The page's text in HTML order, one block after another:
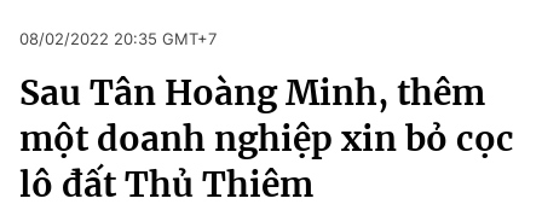
Chuyên mục
Chính trị
Xã hội
Pháp luật
Kinh tế
Thể thao
Truyền hình
Văn hóa - Giải trí
08/02/2022 20:35 GMT+7
Sau Tân Hoàng Minh, thêm
một doanh nghiệp xin bỏ cọc
lô đất Thủ Thiêm